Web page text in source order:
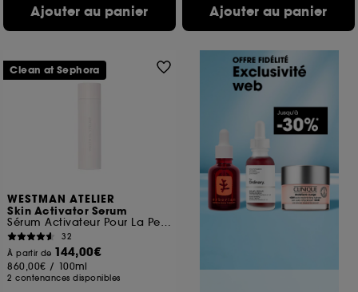
Ajouter au panier Ajouter au panier
WESTMAN ATELIER
Skin Activator Serum
Sérum Activateur Pour La Peau
32
À partir de 144,00€
860,00€ / 100ml
2 contenances disponibles
Clean at Sephora